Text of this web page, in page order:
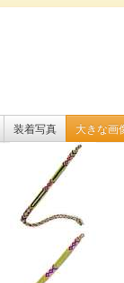
装着写真 大きな画